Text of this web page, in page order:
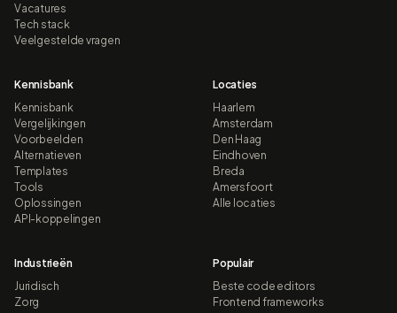
Vacatures
Tech stack
Veelgestelde vragen
Kennisbank
Kennisbank
Vergelijkingen
Voorbeelden
Alternatieven
Templates
Tools
Oplossingen
API-koppelingen
Locaties
Haarlem
Amsterdam
Den Haag
Eindhoven
Breda
Amersfoort
Alle locaties
Industrieën
Juridisch
Zorg
Populair
Beste code editors
Frontend frameworks